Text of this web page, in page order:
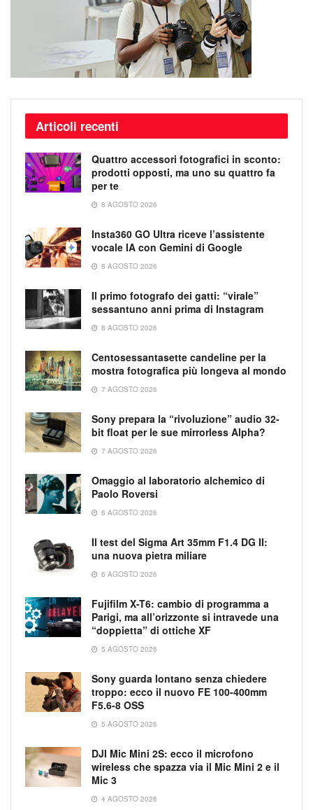
Articoli recenti
Quattro accessori fotografici in sconto:
prodotti opposti, ma uno su quattro fa
per te
8 AGOSTO 2026
Insta360 GO Ultra riceve l’assistente
vocale IA con Gemini di Google
8 AGOSTO 2026
Il primo fotografo dei gatti: “virale”
sessantuno anni prima di Instagram
8 AGOSTO 2026
Centosessantasette candeline per la
mostra fotografica più longeva al mondo
7 AGOSTO 2026
Sony prepara la “rivoluzione” audio 32-
bit float per le sue mirrorless Alpha?
7 AGOSTO 2026
Omaggio al laboratorio alchemico di
Paolo Roversi
6 AGOSTO 2026
Il test del Sigma Art 35mm F1.4 DG II:
una nuova pietra miliare
6 AGOSTO 2026
Fujifilm X-T6: cambio di programma a
Parigi, ma all’orizzonte si intravede una
“doppietta” di ottiche XF
5 AGOSTO 2026
Sony guarda lontano senza chiedere
troppo: ecco il nuovo FE 100-400mm
F5.6-8 OSS
5 AGOSTO 2026
DJI Mic Mini 2S: ecco il microfono
wireless che spazza via il Mic Mini 2 e il
Mic 3
4 AGOSTO 2026